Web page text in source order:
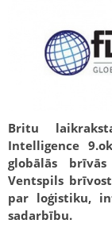
Britu
Intelligence
globālās
Ventspils
par loģistiku,
sadarbību.